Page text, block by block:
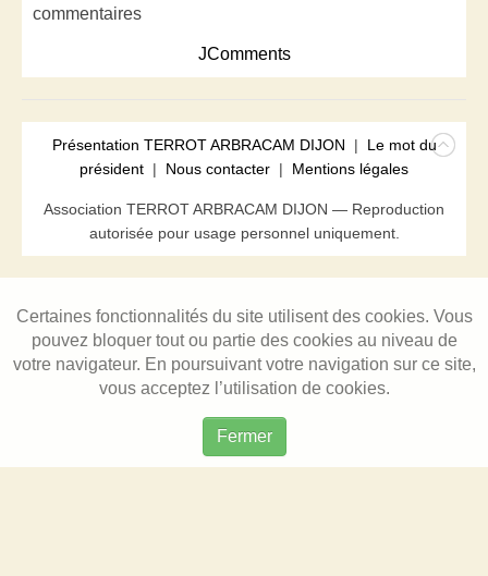
commentaires
JComments
Présentation TERROT ARBRACAM DIJON | Le mot du
président | Nous contacter | Mentions légales
Association TERROT ARBRACAM DIJON — Reproduction
autorisée pour usage personnel uniquement.
Certaines fonctionnalités du site utilisent des cookies. Vous
pouvez bloquer tout ou partie des cookies au niveau de
votre navigateur. En poursuivant votre navigation sur ce site,
vous acceptez l’utilisation de cookies.
Fermer